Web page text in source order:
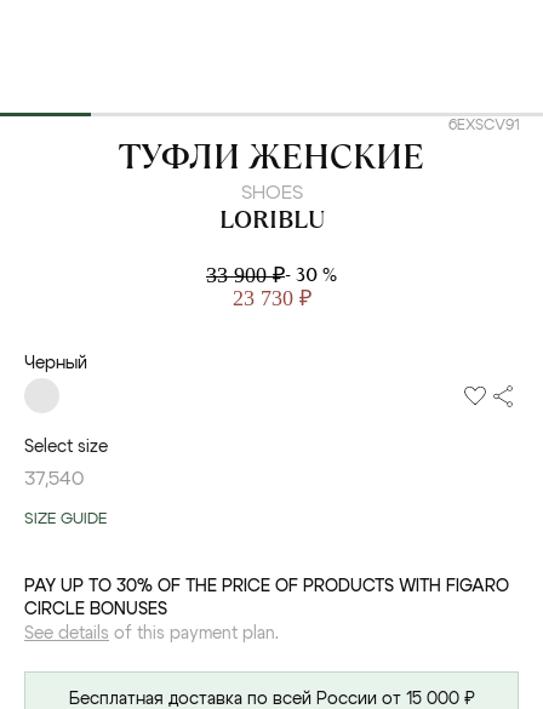
6EXSCV91
LORIBLU
ТУФЛИ ЖЕНСКИЕ
SHOES
LORIBLU
33 900 ₽- 30 %
23 730 ₽
Черный
Select size
37,540
SIZE GUIDE
PAY UP TO 30% OF THE PRICE OF PRODUCTS WITH FIGARO
CIRCLE BONUSES
See details of this payment plan.
Бесплатная доставка по всей России от 15 000 ₽